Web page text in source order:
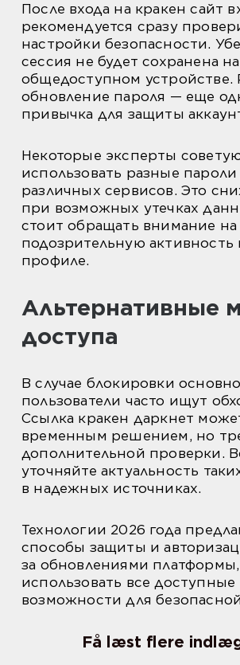
После входа на кракен сайт
рекомендуется сразу
настройки безопасности.
сессия не будет сохранена на
общедоступном устройстве.
обновление пароля — еще
привычка для защиты
Некоторые эксперты
использовать разные пароли
различных сервисов. Это
при возможных утечках
стоит обращать внимание на
подозрительную активность
профиле.
Альтернативные
доступа
В случае блокировки
пользователи часто ищут
Ссылка кракен даркнет
временным решением, но
дополнительной проверки.
уточняйте актуальность
в надежных источниках.
Технологии 2026 года
способы защиты и
за обновлениями
использовать все доступные
возможности для
Få læst flere